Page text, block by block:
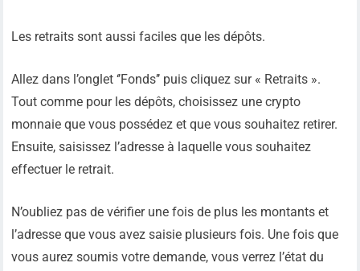
Les retraits sont aussi faciles que les dépôts.
Allez dans l’onglet ‘’Fonds’’ puis cliquez sur « Retraits ».
Tout comme pour les dépôts, choisissez une crypto
monnaie que vous possédez et que vous souhaitez retirer.
Ensuite, saisissez l’adresse à laquelle vous souhaitez
effectuer le retrait.
N’oubliez pas de vérifier une fois de plus les montants et
l’adresse que vous avez saisie plusieurs fois. Une fois que
vous aurez soumis votre demande, vous verrez l’état du